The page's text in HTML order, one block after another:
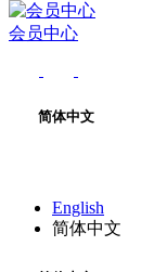
会员中心
简体中文
English
简体中文